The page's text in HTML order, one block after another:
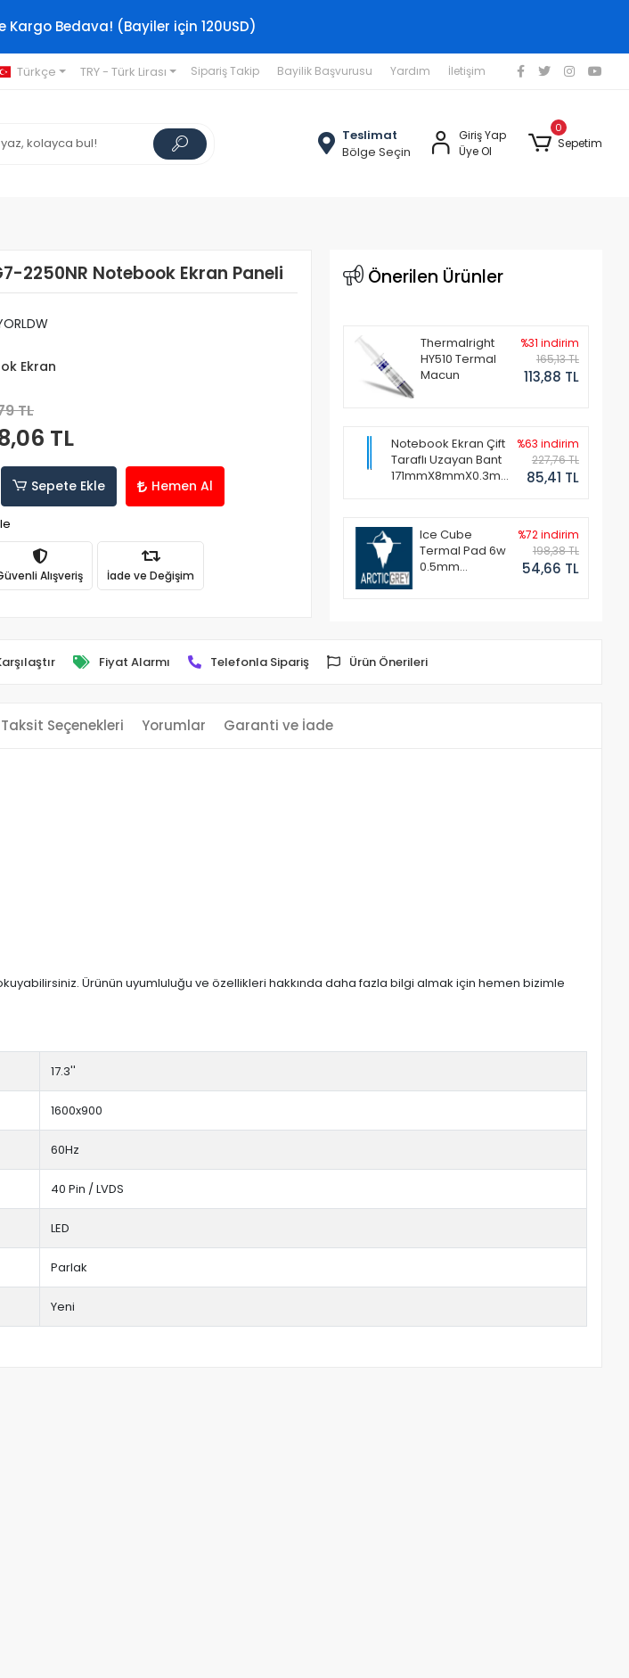
Kargo Bedava! (Bayiler için 120USD)
Türkçe TRY - Türk Lirası Sipariş Takip Bayilik Başvurusu Yardım İletişim
Teslimat
Bölge Seçin
Giriş Yap
Üye Ol
0
Sepetim
2250NR Notebook Ekran Paneli
Ekran
TL
TL
Sepete Ekle Hemen Al
Alışveriş İade ve Değişim
Önerilen Ürünler
Thermalright
HY510 Termal
Macun
%31 indirim
165,13 TL
113,88 TL
Notebook Ekran Çift
Taraflı Uzayan Bant
171mmX8mmX0.3mm
%63 indirim
227,76 TL
85,41 TL
Ice Cube
Termal Pad 6w
0.5mm
%72 indirim
198,38 TL
54,66 TL
Fiyat Alarmı Telefonla Sipariş Ürün Önerileri
Taksit Seçenekleri Yorumlar Garanti ve İade
Ürünün uyumluluğu ve özellikleri hakkında daha fazla bilgi almak için hemen bizimle
17.3''
1600x900
60Hz
40 Pin / LVDS
LED
Parlak
Yeni